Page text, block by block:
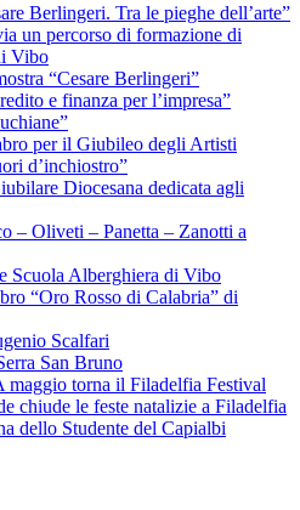
Berlingeri. Tra le pieghe dell’arte”
un percorso di formazione di
Vibo
“Cesare Berlingeri”
e finanza per l’impresa”
per il Giubileo degli Artisti
d’inchiostro”
Diocesana dedicata agli
– Oliveti – Panetta – Zanotti a
Scuola Alberghiera di Vibo
“Oro Rosso di Calabria” di
Scalfari
San Bruno
torna il Filadelfia Festival
chiude le feste natalizie a Filadelfia
dello Studente del Capialbi